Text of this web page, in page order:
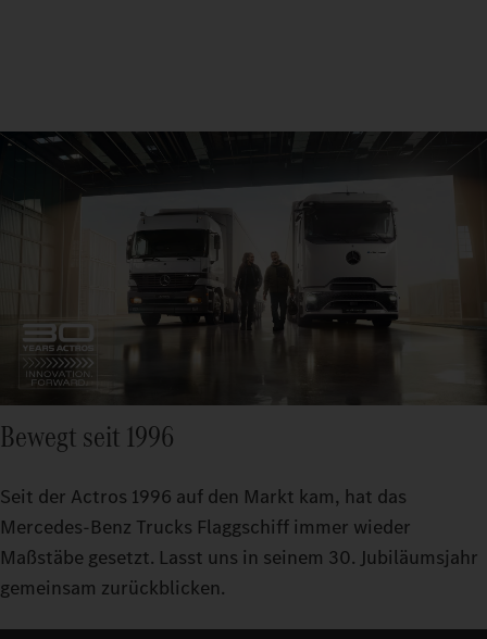
Bewegt seit 1996
Seit der Actros 1996 auf den Markt kam, hat das
Mercedes-Benz Trucks Flaggschiff immer wieder
Maßstäbe gesetzt. Lasst uns in seinem 30. Jubiläumsjahr
gemeinsam zurückblicken.